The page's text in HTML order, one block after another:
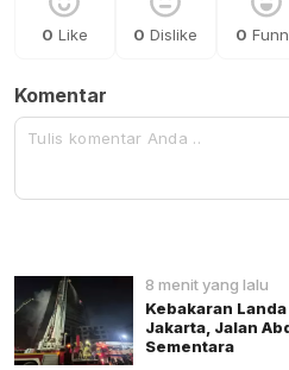
0 Like 0 Dislike 0
Komentar
8 menit yang lalu
Kebakaran
Jakarta, Jalan
Sementara